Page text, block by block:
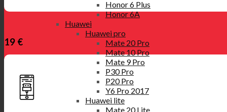
Honor 6 Plus
Honor 6A
Huawei
Huawei pro
Mate 20 Pro
Mate 10 Pro
Mate 9 Pro
P30 Pro
P20 Pro
Y6 Pro 2017
Huawei lite
Mate 20 Lite
19 €